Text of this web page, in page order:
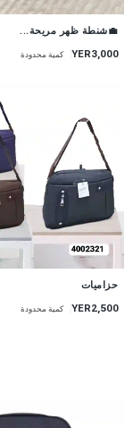
💼شنطة ظهر مريحة...
YER3,000 كمية محدودة
حزاميات
YER2,500 كمية محدودة